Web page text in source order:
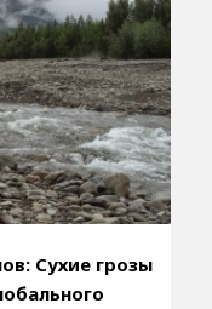
Сухие грозы